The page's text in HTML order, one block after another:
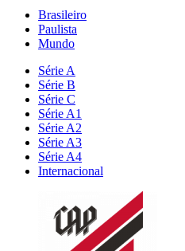
Brasileiro
Paulista
Mundo
Série A
Série B
Série C
Série A1
Série A2
Série A3
Série A4
Internacional